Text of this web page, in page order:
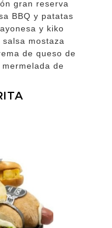
gran reserva
BBQ y patatas
y kiko
mostaza
de queso de
de